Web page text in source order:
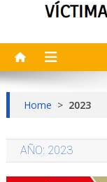
Home > 2023
AÑO: 2023